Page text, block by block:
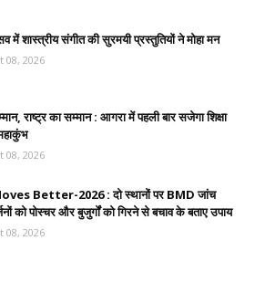
में शास्त्रीय संगीत की सुरमयी प्रस्तुतियों ने मोहा मन
08, 2026
राष्ट्र का सम्मान : आगरा में पहली बार सजेगा शिक्षा
08, 2026
Better-2026 : दो स्थानों पर BMD जांच
को पोस्चर और बुजुर्गों को गिरने से बचाव के बताए उपाय
08, 2026